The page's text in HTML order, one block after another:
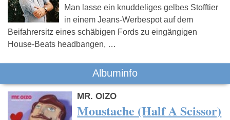
Man lasse ein knuddeliges gelbes Stofftier
in einem Jeans-Werbespot auf dem
Beifahrersitz eines schäbigen Fords zu eingängigen
House-Beats headbangen, …
Albuminfo
MR. OIZO
Moustache (Half A Scissor)